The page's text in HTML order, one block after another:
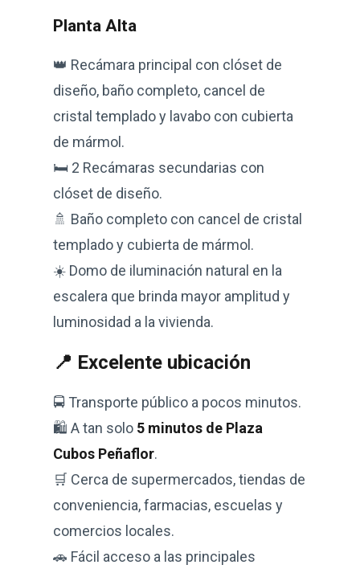
Planta Alta
👑 Recámara principal con clóset de
diseño, baño completo, cancel de
cristal templado y lavabo con cubierta
de mármol.
🛏️ 2 Recámaras secundarias con
clóset de diseño.
🚿 Baño completo con cancel de cristal
templado y cubierta de mármol.
☀️ Domo de iluminación natural en la
escalera que brinda mayor amplitud y
luminosidad a la vivienda.
📍 Excelente ubicación
🚍 Transporte público a pocos minutos.
🛍️ A tan solo 5 minutos de Plaza
Cubos Peñaflor.
🛒 Cerca de supermercados, tiendas de
conveniencia, farmacias, escuelas y
comercios locales.
🚗 Fácil acceso a las principales